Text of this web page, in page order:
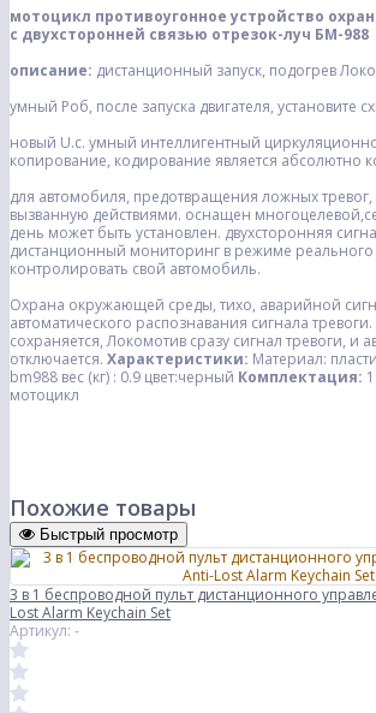
мотоцикл противоугонное устройство
с двухсторонней связью отрезок-луч БМ-988
описание: дистанционный запуск, подогрев
умный Роб, после запуска двигателя, установите
новый U.с. умный интеллигентный
копирование, кодирование является абсолютно
для автомобиля, предотвращения ложных тревог,
вызванную действиями. оснащен
день может быть установлен. двухсторонняя
дистанционный мониторинг в режиме
контролировать свой автомобиль.
Охрана окружающей среды, тихо, аварийной
автоматического распознавания сигнала
сохраняется, Локомотив сразу сигнал тревоги, и
отключается. Характеристики: Материал:
bm988 вес (кг) : 0.9 цвет:черный Комплектация:
мотоцикл
Похожие товары
Быстрый просмотр
3 в 1 беспроводной пульт дистанционного
Lost Alarm Keychain Set
Артикул: -